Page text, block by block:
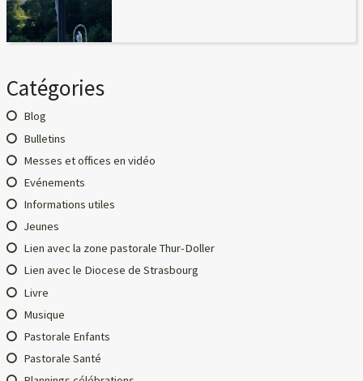
Catégories
Blog
Bulletins
Messes et offices en vidéo
Evénements
Informations utiles
Jeunes
Lien avec la zone pastorale Thur-Doller
Lien avec le Diocese de Strasbourg
Livre
Musique
Pastorale Enfants
Pastorale Santé